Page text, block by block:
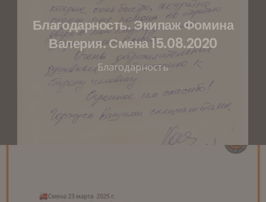
Благодарность. Экипаж Фомина
Валерия. Смена 15.08.2020
Благодарность